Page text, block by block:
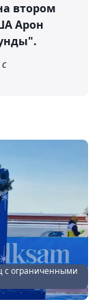
втором
Арон
с ограниченными